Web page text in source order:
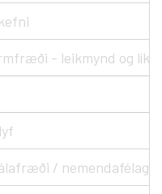
- leikmynd og
/ nemendafélag